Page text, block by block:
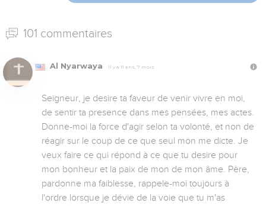
101 commentaires
Al Nyarwaya Il y a 11 ans, 7 mois
Seigneur, je desire ta faveur de venir vivre en moi,
de sentir ta presence dans mes pensées, mes actes.
Donne-moi la force d'agir selon ta volonté, et non de
réagir sur le coup de ce que seul mon me dicte. Je
veux faire ce qui répond à ce que tu desire pour
mon bonheur et la paix de mon de mon âme. Père,
pardonne ma faiblesse, rappele-moi toujours à
l'ordre lorsque je dévie de la voie que tu m'as